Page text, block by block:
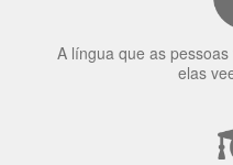
A língua que as